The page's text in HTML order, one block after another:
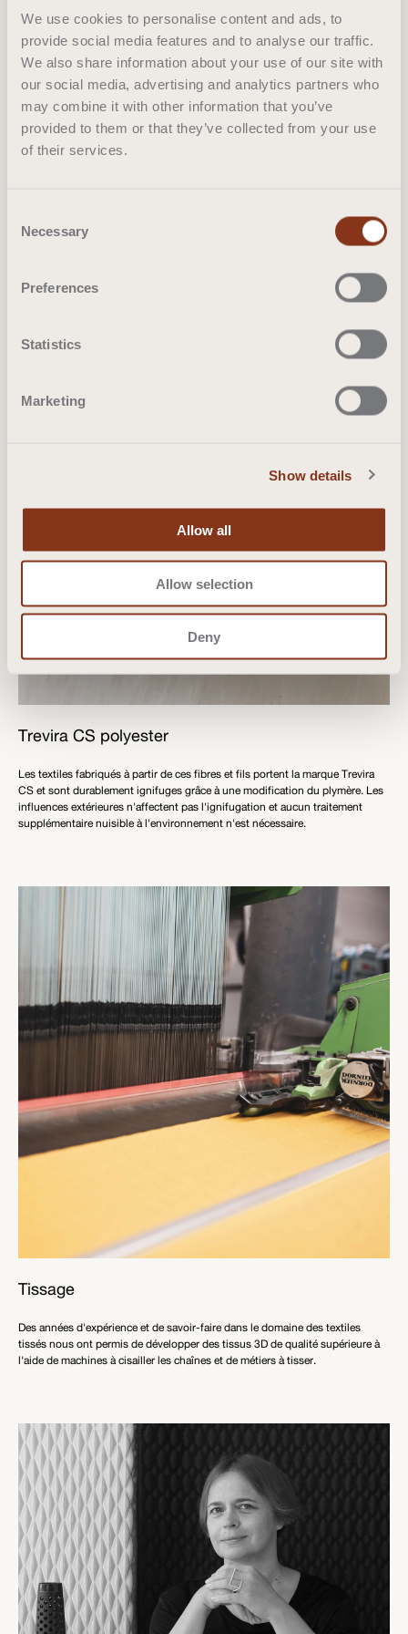
We use cookies to personalise content and ads, to
provide social media features and to analyse our traffic.
We also share information about your use of our site with
our social media, advertising and analytics partners who
may combine it with other information that you’ve
provided to them or that they’ve collected from your use
of their services.
Selection
Necessary
Preferences
Statistics
Marketing
Show details
Allow all
Allow selection
Deny
absorber le son. Tout comme Leevn, ces
acoustiques sont produits en polyester Trevira CS
résistant au feu. Avec ses tissus harmonieux, ses
combinaisons de couleurs fraîches, sa capacité à
adoucir le son et son esthétique, Onde crée une
atmosphère raffinée dans votre intérieur.
Trevira CS polyester
Les textiles fabriqués à partir de ces fibres et fils portent la marque Trevira
CS et sont durablement ignifuges grâce à une modification du plymère. Les
influences extérieures n'affectent pas l'ignifugation et aucun traitement
supplémentaire nuisible à l'environnement n'est nécessaire.
Tissage
Des années d'expérience et de savoir-faire dans le domaine des textiles
tissés nous ont permis de développer des tissus 3D de qualité supérieure à
l'aide de machines à cisailler les chaînes et de métiers à tisser.